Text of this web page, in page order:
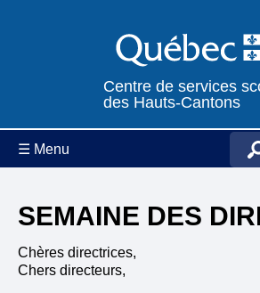
Centre de services
des Hauts-Cantons
☰ Menu
SEMAINE DES
Chères directrices,
Chers directeurs,